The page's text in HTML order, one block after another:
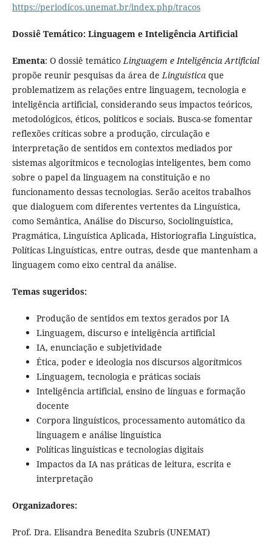
https://periodicos.unemat.br/index.php/tracos
Dossiê Temático: Linguagem e Inteligência Artificial
Ementa: O dossiê temáticoLinguagem e Inteligência Artificial
propõe reunir pesquisas da área deLinguísticaque
problematizem as relações entre linguagem, tecnologia e
inteligência artificial, considerando seus impactos teóricos,
metodológicos, éticos, políticos e sociais. Busca-se fomentar
reflexões críticas sobre a produção, circulação e
interpretação de sentidos em contextos mediados por
sistemas algorítmicos e tecnologias inteligentes, bem como
sobre o papel da linguagem na constituição e no
funcionamento dessas tecnologias. Serão aceitos trabalhos
que dialoguem com diferentes vertentes da Linguística,
como Semântica, Análise do Discurso, Sociolinguística,
Pragmática, Linguística Aplicada, Historiografia Linguística,
Políticas Linguísticas, entre outras, desde que mantenham a
linguagem como eixo central da análise.
Temas sugeridos:
Produção de sentidos em textos gerados por IA
Linguagem, discurso e inteligência artificial
IA, enunciação e subjetividade
Ética, poder e ideologia nos discursos algorítmicos
Linguagem, tecnologia e práticas sociais
Inteligência artificial, ensino de línguas e formação
docente
Corpora linguísticos, processamento automático da
linguagem e análise linguística
Políticas linguísticas e tecnologias digitais
Impactos da IA nas práticas de leitura, escrita e
interpretação
Organizadores:
Prof. Dra. Elisandra Benedita Szubris (UNEMAT)